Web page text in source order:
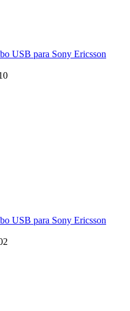
USB para Sony Ericsson
USB para Sony Ericsson